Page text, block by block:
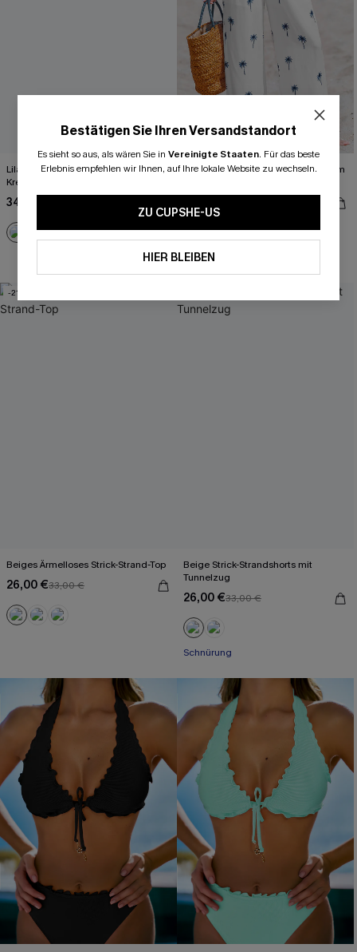
Lila Low-Waist Triangel-Bikini-Set mit
Kreuzträgern
34,00 €
Weiße Sommerhose mit elastischem
Weites Bein
-21%
Beiges Ärmelloses Strick-Strand-Top
26,00 €33,00 €
Beige Strick-Strandshorts mit
Tunnelzug
26,00 €33,00 €
Schnürung
Bestätigen Sie Ihren Versandstandort
Es sieht so aus, als wären Sie in Vereinigte Staaten. Für das beste
Erlebnis empfehlen wir Ihnen, auf Ihre lokale Website zu wechseln.
ZU CUPSHE-US
HIER BLEIBEN